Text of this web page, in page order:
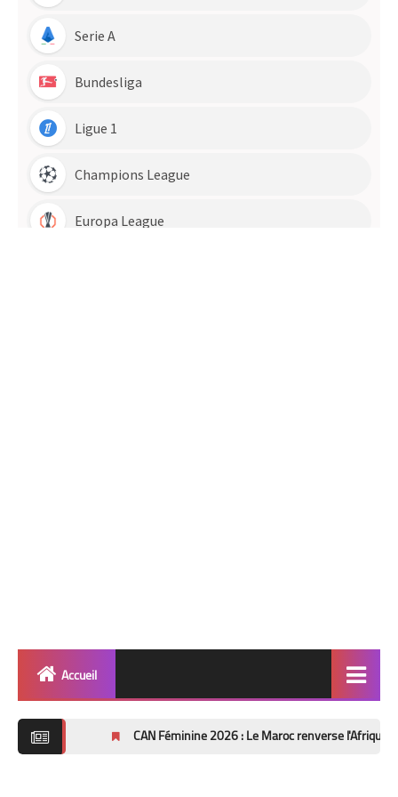
Accueil
CAN Féminine 2026 : Le Maroc renverse l'Afrique du Sud (2-